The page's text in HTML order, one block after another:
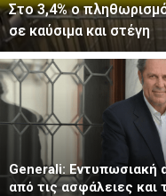
Στο 3,4% ο
σε καύσιμα και στέγη
Generali: Eντυπωσιακή
από τις ασφάλειες και